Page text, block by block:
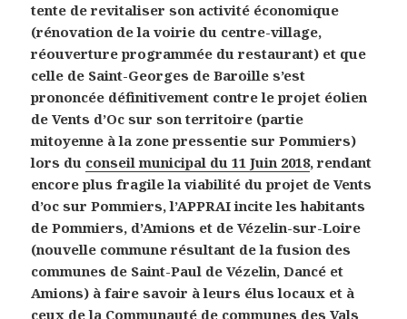
tente de revitaliser son activité économique
(rénovation de la voirie du centre-village,
réouverture programmée du restaurant) et que
celle de Saint-Georges de Baroille s’est
prononcée définitivement contre le projet éolien
de Vents d’Oc sur son territoire (partie
mitoyenne à la zone pressentie sur Pommiers)
lors du conseil municipal du 11 Juin 2018, rendant
encore plus fragile la viabilité du projet de Vents
d’oc sur Pommiers, l’APPRAI incite les habitants
de Pommiers, d’Amions et de Vézelin-sur-Loire
(nouvelle commune résultant de la fusion des
communes de Saint-Paul de Vézelin, Dancé et
Amions) à faire savoir à leurs élus locaux et à
ceux de la Communauté de communes des Vals